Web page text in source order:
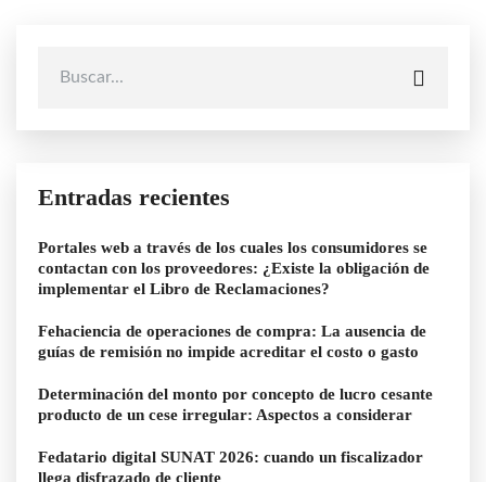
Entradas recientes
Portales web a través de los cuales los consumidores se
contactan con los proveedores: ¿Existe la obligación de
implementar el Libro de Reclamaciones?
Fehaciencia de operaciones de compra: La ausencia de
guías de remisión no impide acreditar el costo o gasto
Determinación del monto por concepto de lucro cesante
producto de un cese irregular: Aspectos a considerar
Fedatario digital SUNAT 2026: cuando un fiscalizador
llega disfrazado de cliente